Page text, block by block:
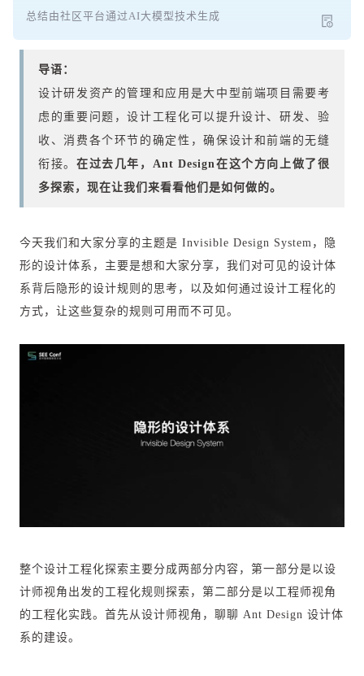
总结由社区平台通过AI大模型技术生成
导语：
设计研发资产的管理和应用是大中型前端项目需要考
虑的重要问题，设计工程化可以提升设计、研发、验
收、消费各个环节的确定性，确保设计和前端的无缝
衔接。 在过去几年，Ant Design在这个方向上做了很
多探索，现在让我们来看看他们是如何做的。
今天我们和大家分享的主题是 Invisible Design System，隐
形的设计体系，主要是想和大家分享，我们对可见的设计体
系背后隐形的设计规则的思考，以及如何通过设计工程化的
方式，让这些复杂的规则可用而不可见。
整个设计工程化探索主要分成两部分内容，第一部分是以设
计师视角出发的工程化规则探索，第二部分是以工程师视角
的工程化实践。 首先从设计师视角，聊聊 Ant Design 设计体
系的建设。